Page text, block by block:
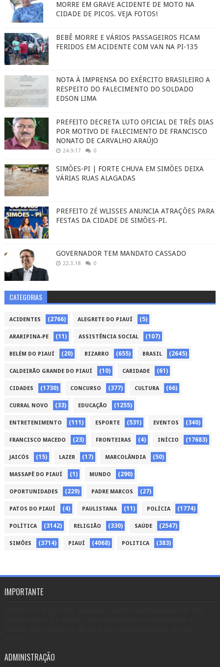
MORRE EM GRAVE ACIDENTE DE MOTO NA
CIDADE DE PICOS. VEJA FOTOS!
BEBÊ MORRE E VÁRIOS PASSAGEIROS FICAM
FERIDOS EM ACIDENTE COM VAN NA PI-135
NOTA À IMPRENSA DO EXÉRCITO BRASILEIRO A
RESPEITO DO FALECIMENTO DO SOLDADO
EDSON LIMA
PREFEITO DECRETA LUTO OFICIAL DE TRÊS DIAS
POR MOTIVO DE FALECIMENTO DE FRANCISCO
NONATO DE CARVALHO ARAÚJO
24.9.17 0
SIMÕES-PI | FORTE CHUVA EM SIMÕES DEIXA
VÁRIAS RUAS ALAGADAS
PREFEITO ZÉ WLISSES ANUNCIA ATRAÇÕES PARA
FESTAS DA CIDADE DE SIMÕES-PI.
GOVERNADOR TEM MANDATO CASSADO
22.3.18 0
CATEGORIAS
ACIDENTES (2766) ALEGRETE DO PIAUÍ (5)
ARARIPINA-PE (11) ASSISTÊNCIA SOCIAL (107)
BELÉM DO PIAUÍ (20) BIZARRO (655) BRASIL (2645)
CALDEIRÃO GRANDE DO PIAUÍ (10) CARIDADE (61)
CIDADES (1730) CONCURSO (377) CULTURA (66)
CURRAL NOVO (33) EDUCAÇÃO (1255)
ENTRETENIMENTO (111) ESPORTE (531) EVENTOS (340)
FRANCISCO MACEDO (23) FRONTEIRAS (4) INÍCIO (17683)
JAICÓS (15) LAZER (17) MARCOLÂNDIA (50)
MASSAPÊ DO PIAUÍ (1) MUNDO (290)
OPORTUNIDADES (229) PADRE MARCOS (27)
PATOS DO PIAUÍ (4) PAULISTANA (11) POLÍCIA (1774)
POLÍTICA (3142) RELIGIÃO (330) SAÚDE (2547)
SIMÕES (3714) PIAUÍ (4068) POLITICA (383)
IMPORTANTE
ADMINISTRAÇÃO